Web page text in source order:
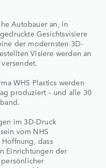
Autobauer an, in
Gesichtsvisiere
der modernsten 3D-
Visiere werden an
WHS Plastics werden
produziert – und alle 30
im 3D-Druck
vom NHS
dass
Einrichtungen der